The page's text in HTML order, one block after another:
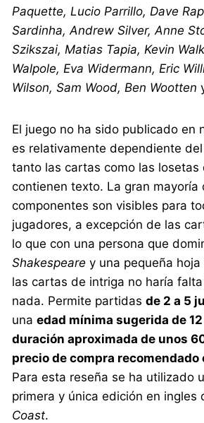
Paquette, Lucio Parrillo, Dave
Sardinha, Andrew Silver, Anne
Szikszai, Matias Tapia, Kevin
Walpole, Eva Widermann, Eric
Wilson, Sam Wood, Ben Wootten
El juego no ha sido publicado en
es relativamente dependiente
tanto las cartas como las losetas
contienen texto. La gran mayoría
componentes son visibles para
jugadores, a excepción de las
lo que con una persona que
Shakespeare y una pequeña
las cartas de intriga no haría
nada. Permite partidasde 2 a 5
unaedad mínima sugerida de
duración aproximada de unos
precio de compra recomendado
Para esta reseña se ha utilizado
primera y única edición en ingles
Coast.